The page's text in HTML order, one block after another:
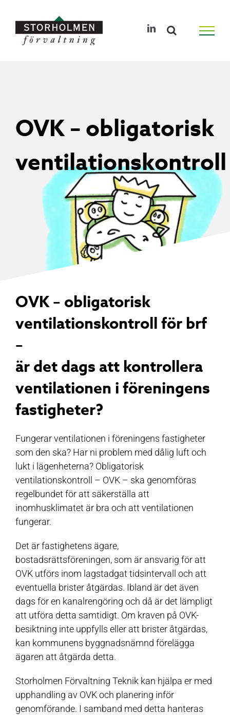
content
LinkedIn
OVK – obligatorisk
ventilationskontroll
OVK – obligatorisk
ventilationskontroll för brf
–
är det dags att kontrollera
ventilationen i föreningens
fastigheter?
Fungerar ventilationen i föreningens fastigheter
som den ska? Har ni problem med dålig luft och
lukt i lägenheterna? Obligatorisk
ventilationskontroll – OVK – ska genomföras
regelbundet för att säkerställa att
inomhusklimatet är bra och att ventilationen
fungerar.
Det är fastighetens ägare,
bostadsrättsföreningen, som är ansvarig för att
OVK utförs inom lagstadgat tidsintervall och att
eventuella brister åtgärdas. Ibland är det även
dags för en kanalrengöring och då är det lämpligt
att utföra detta samtidigt. Om kraven på OVK-
besiktning inte uppfylls eller att brister åtgärdas,
kan kommunens byggnadsnämnd förelägga
ägaren att åtgärda detta.
Storholmen Förvaltning Teknik kan hjälpa er med
upphandling av OVK och planering inför
genomförande. I samband med detta hanteras